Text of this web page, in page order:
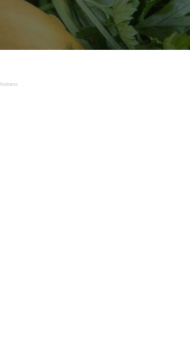
Reklama